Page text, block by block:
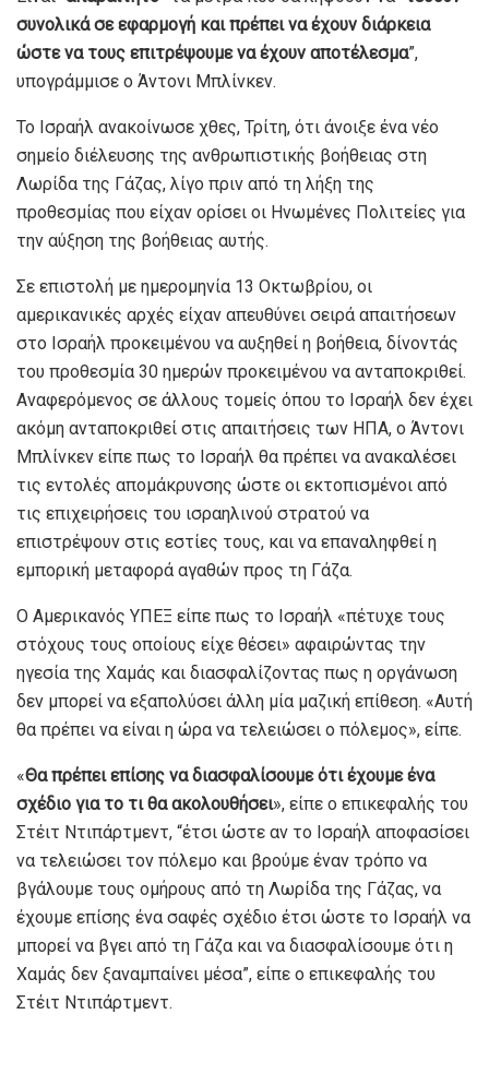
συνολικά σε εφαρμογή και πρέπει να έχουν διάρκεια
ώστε να τους επιτρέψουμε να έχουν αποτέλεσμα”,
υπογράμμισε ο Άντονι Μπλίνκεν.
Το Ισραήλ ανακοίνωσε χθες, Τρίτη, ότι άνοιξε ένα νέο
σημείο διέλευσης της ανθρωπιστικής βοήθειας στη
Λωρίδα της Γάζας, λίγο πριν από τη λήξη της
προθεσμίας που είχαν ορίσει οι Ηνωμένες Πολιτείες για
την αύξηση της βοήθειας αυτής.
Σε επιστολή με ημερομηνία 13 Οκτωβρίου, οι
αμερικανικές αρχές είχαν απευθύνει σειρά απαιτήσεων
στο Ισραήλ προκειμένου να αυξηθεί η βοήθεια, δίνοντάς
του προθεσμία 30 ημερών προκειμένου να ανταποκριθεί.
Αναφερόμενος σε άλλους τομείς όπου το Ισραήλ δεν έχει
ακόμη ανταποκριθεί στις απαιτήσεις των ΗΠΑ, ο Άντονι
Μπλίνκεν είπε πως το Ισραήλ θα πρέπει να ανακαλέσει
τις εντολές απομάκρυνσης ώστε οι εκτοπισμένοι από
τις επιχειρήσεις του ισραηλινού στρατού να
επιστρέψουν στις εστίες τους, και να επαναληφθεί η
εμπορική μεταφορά αγαθών προς τη Γάζα.
Ο Αμερικανός ΥΠΕΞ είπε πως το Ισραήλ «πέτυχε τους
στόχους τους οποίους είχε θέσει» αφαιρώντας την
ηγεσία της Χαμάς και διασφαλίζοντας πως η οργάνωση
δεν μπορεί να εξαπολύσει άλλη μία μαζική επίθεση. «Αυτή
θα πρέπει να είναι η ώρα να τελειώσει ο πόλεμος», είπε.
«Θα πρέπει επίσης να διασφαλίσουμε ότι έχουμε ένα
σχέδιο για το τι θα ακολουθήσει», είπε ο επικεφαλής του
Στέιτ Ντιπάρτμεντ, “έτσι ώστε αν το Ισραήλ αποφασίσει
να τελειώσει τον πόλεμο και βρούμε έναν τρόπο να
βγάλουμε τους ομήρους από τη Λωρίδα της Γάζας, να
έχουμε επίσης ένα σαφές σχέδιο έτσι ώστε το Ισραήλ να
μπορεί να βγει από τη Γάζα και να διασφαλίσουμε ότι η
Χαμάς δεν ξαναμπαίνει μέσα”, είπε ο επικεφαλής του
Στέιτ Ντιπάρτμεντ.